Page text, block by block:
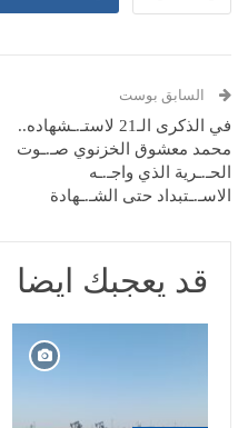
السابق بوست
في الذكرى الـ21 لاستـ.ـشهاده..
محمد معشوق الخزنوي صـ.ـوت
الحـ.ـرية الذي واجـ.ـه
الاسـ.ـتبداد حتى الشـ.ـهادة
قد يعجبك ايضا